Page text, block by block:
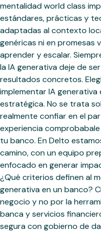
mentalidad world class
estándares, prácticas y
adaptadas al contexto
genéricas ni en promesas
aprender y escalar.
la IA generativa deje de
resultados concretos.
implementar IA
estratégica. No se trata
realmente confiar en el
experiencia
tu banco. En Delto
camino, con un equipo
enfocado en generar
¿Qué criterios definen al
generativa en un banco?
negocio y no por la
banca y servicios
segura con gobierno de